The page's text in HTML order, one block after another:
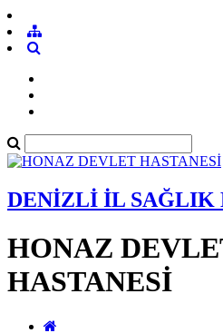
DENİZLİ İL SAĞLIK
HONAZ
HASTANESİ